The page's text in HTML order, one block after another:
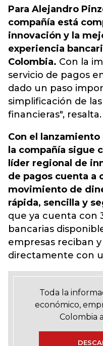
Para Alejandro
compañía está
innovación y la
experiencia
Colombia. Con la
servicio de pagos
dado un paso
simplificación de
financieras", resalta.
Con el
la compañía sigue
líder regional de
de pagos cuenta a
movimiento de
rápida, sencilla y
que ya cuenta con
bancarias
empresas reciban
directamente con
Toda la
económico,
Colombia